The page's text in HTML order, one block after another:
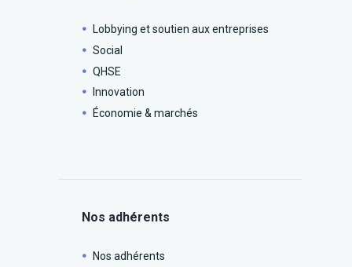
Lobbying et soutien aux entreprises
Social
QHSE
Innovation
Économie & marchés
Nos adhérents
Nos adhérents